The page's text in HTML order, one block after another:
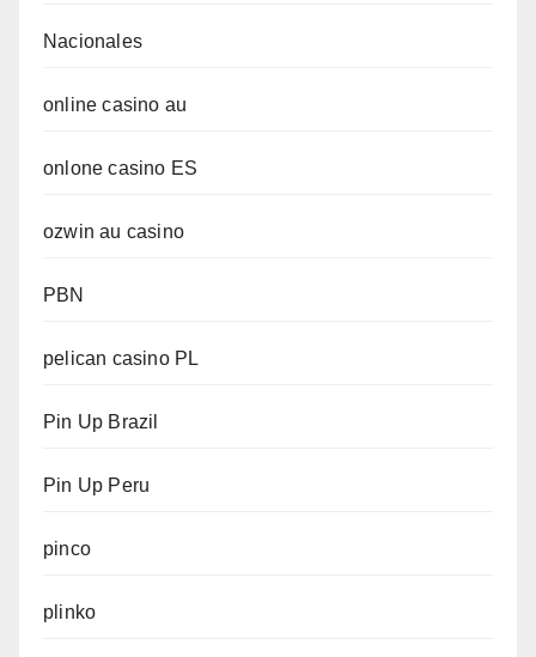
Nacionales
online casino au
onlone casino ES
ozwin au casino
PBN
pelican casino PL
Pin Up Brazil
Pin Up Peru
pinco
plinko